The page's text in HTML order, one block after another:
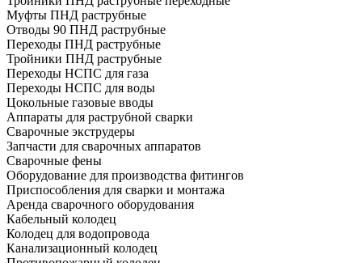
Муфты ПНД раструбные
Отводы 90 ПНД раструбные
Переходы ПНД раструбные
Тройники ПНД раструбные
Переходы НСПС для газа
Переходы НСПС для воды
Цокольные газовые вводы
Аппараты для раструбной сварки
Сварочные экструдеры
Запчасти для сварочных аппаратов
Сварочные фены
Оборудование для производства фитингов
Приспособления для сварки и монтажа
Аренда сварочного оборудования
Кабельный колодец
Колодец для водопровода
Канализационный колодец